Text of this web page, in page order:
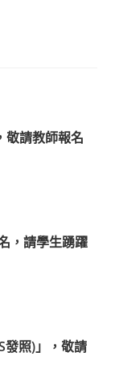
敬請教師報名
，請學生踴躍
發照)」，敬請